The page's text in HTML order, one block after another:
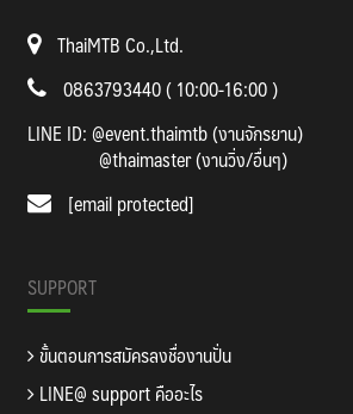
ThaiMTB Co.,Ltd.
0863793440 ( 10:00-16:00 )
LINE ID:@event.thaimtb (งานจักรยาน)
@thaimaster (งานวิ่ง/อื่นๆ)
[email protected]
SUPPORT
ขั้นตอนการสมัครลงชื่องานปั่น
LINE@ support คืออะไร